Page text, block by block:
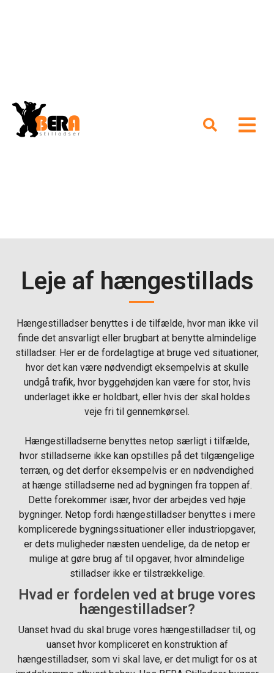
Leje af hængestillads
Hængestilladser benyttes i de tilfælde, hvor man ikke vil
finde det ansvarligt eller brugbart at benytte almindelige
stilladser. Her er de fordelagtige at bruge ved situationer,
hvor det kan være nødvendigt eksempelvis at skulle
undgå trafik, hvor byggehøjden kan være for stor, hvis
underlaget ikke er holdbart, eller hvis der skal holdes
veje fri til gennemkørsel.
Hængestilladserne benyttes netop særligt i tilfælde,
hvor stilladserne ikke kan opstilles på det tilgængelige
terræn, og det derfor eksempelvis er en nødvendighed
at hænge stilladserne ned ad bygningen fra toppen af.
Dette forekommer især, hvor der arbejdes ved høje
bygninger. Netop fordi hængestilladser benyttes i mere
komplicerede bygningssituationer eller industriopgaver,
er dets muligheder næsten uendelige, da de netop er
mulige at gøre brug af til opgaver, hvor almindelige
stilladser ikke er tilstrækkelige.
Hvad er fordelen ved at bruge vores
hængestilladser?
Uanset hvad du skal bruge vores hængestilladser til, og
uanset hvor kompliceret en konstruktion af
hængestilladser, som vi skal lave, er det muligt for os at